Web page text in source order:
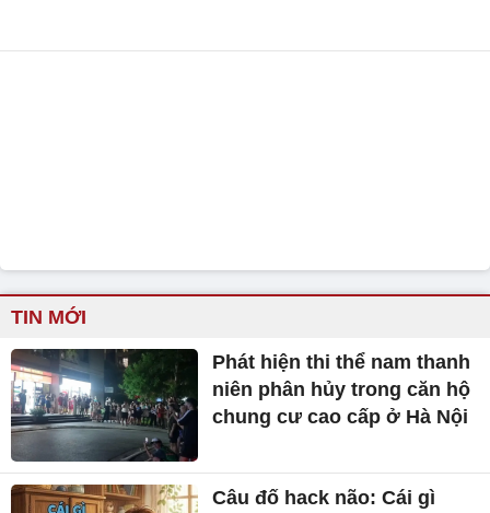
TIN MỚI
Phát hiện thi thể nam thanh
niên phân hủy trong căn hộ
chung cư cao cấp ở Hà Nội
Câu đố hack não: Cái gì